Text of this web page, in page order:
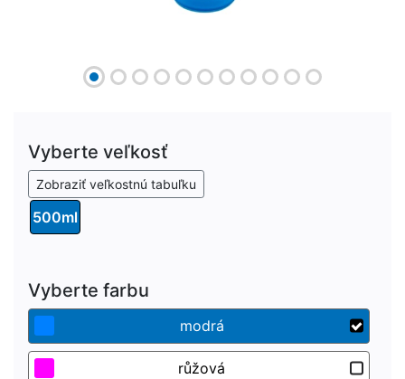
Vyberte veľkosť
Zobraziť veľkostnú tabuľku
500ml
Vyberte farbu
modrá
růžová